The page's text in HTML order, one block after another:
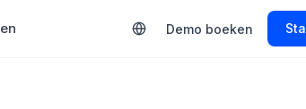
Demo boeken